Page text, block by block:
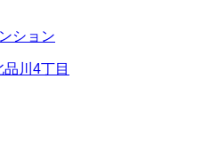
ション
川4丁目